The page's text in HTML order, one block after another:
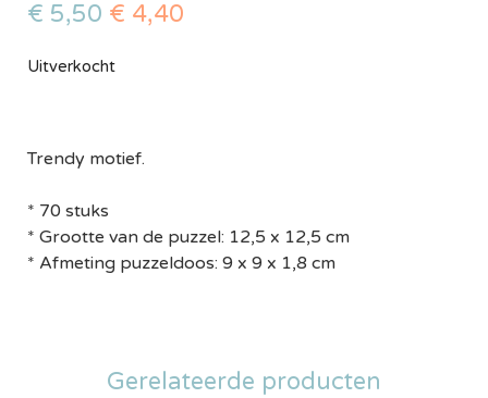
€ 5,50 € 4,40
Uitverkocht
Trendy motief.
* 70 stuks
* Grootte van de puzzel: 12,5 x 12,5 cm
* Afmeting puzzeldoos: 9 x 9 x 1,8 cm
Gerelateerde producten